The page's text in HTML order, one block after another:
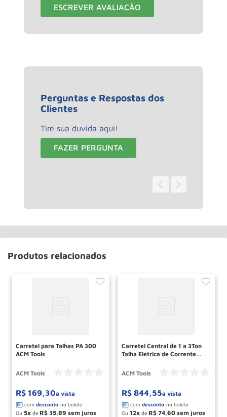
ESCREVER AVALIAÇÃO
Perguntas e Respostas dos
Clientes
Tire sua duvida aqui!
FAZER PERGUNTA
Produtos relacionados
Carretel para Talhas PA 300
ACM Tools
ACM Tools
R$ 169,30à vista
Ou 5 de R$ 35 89
Carretel Central de 1 a 3Ton
Talha Eletrica de Corrente
ACM Tools
R$ 844,55à vista
Ou 12 de R$ 74 60